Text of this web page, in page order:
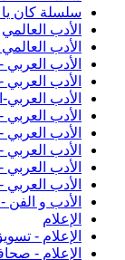
سلسلة كان
الأدب العالمي
الأدب
الأدب
الأدب
الأدب
الأدب العربي
الأدب العربي
الأدب
الأدب
الأدب
الأدب و الفن
الإعلام
الإعلام -
الإعلام -